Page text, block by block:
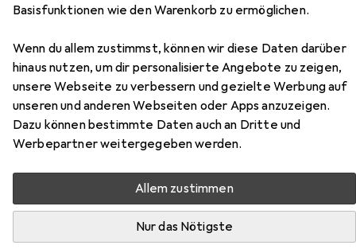
Basisfunktionen wie den Warenkorb zu ermöglichen.
Wenn du allem zustimmst, können wir diese Daten darüber
hinaus nutzen, um dir personalisierte Angebote zu zeigen,
unsere Webseite zu verbessern und gezielte Werbung auf
unseren und anderen Webseiten oder Apps anzuzeigen.
Dazu können bestimmte Daten auch an Dritte und
Werbepartner weitergegeben werden.
Allem zustimmen
Nur das Nötigste
Zubehör für Police Einsatzstiefel
RANGER GSG9-S 2.0,
Sicherheitsklasse O3
Hier findest du passendes Zubehör zum Produkt Police
Einsatzstiefel RANGER GSG9-S 2.0, Sicherheitsklasse
O3 aus der Kategorie Sohlen.
Relevanz